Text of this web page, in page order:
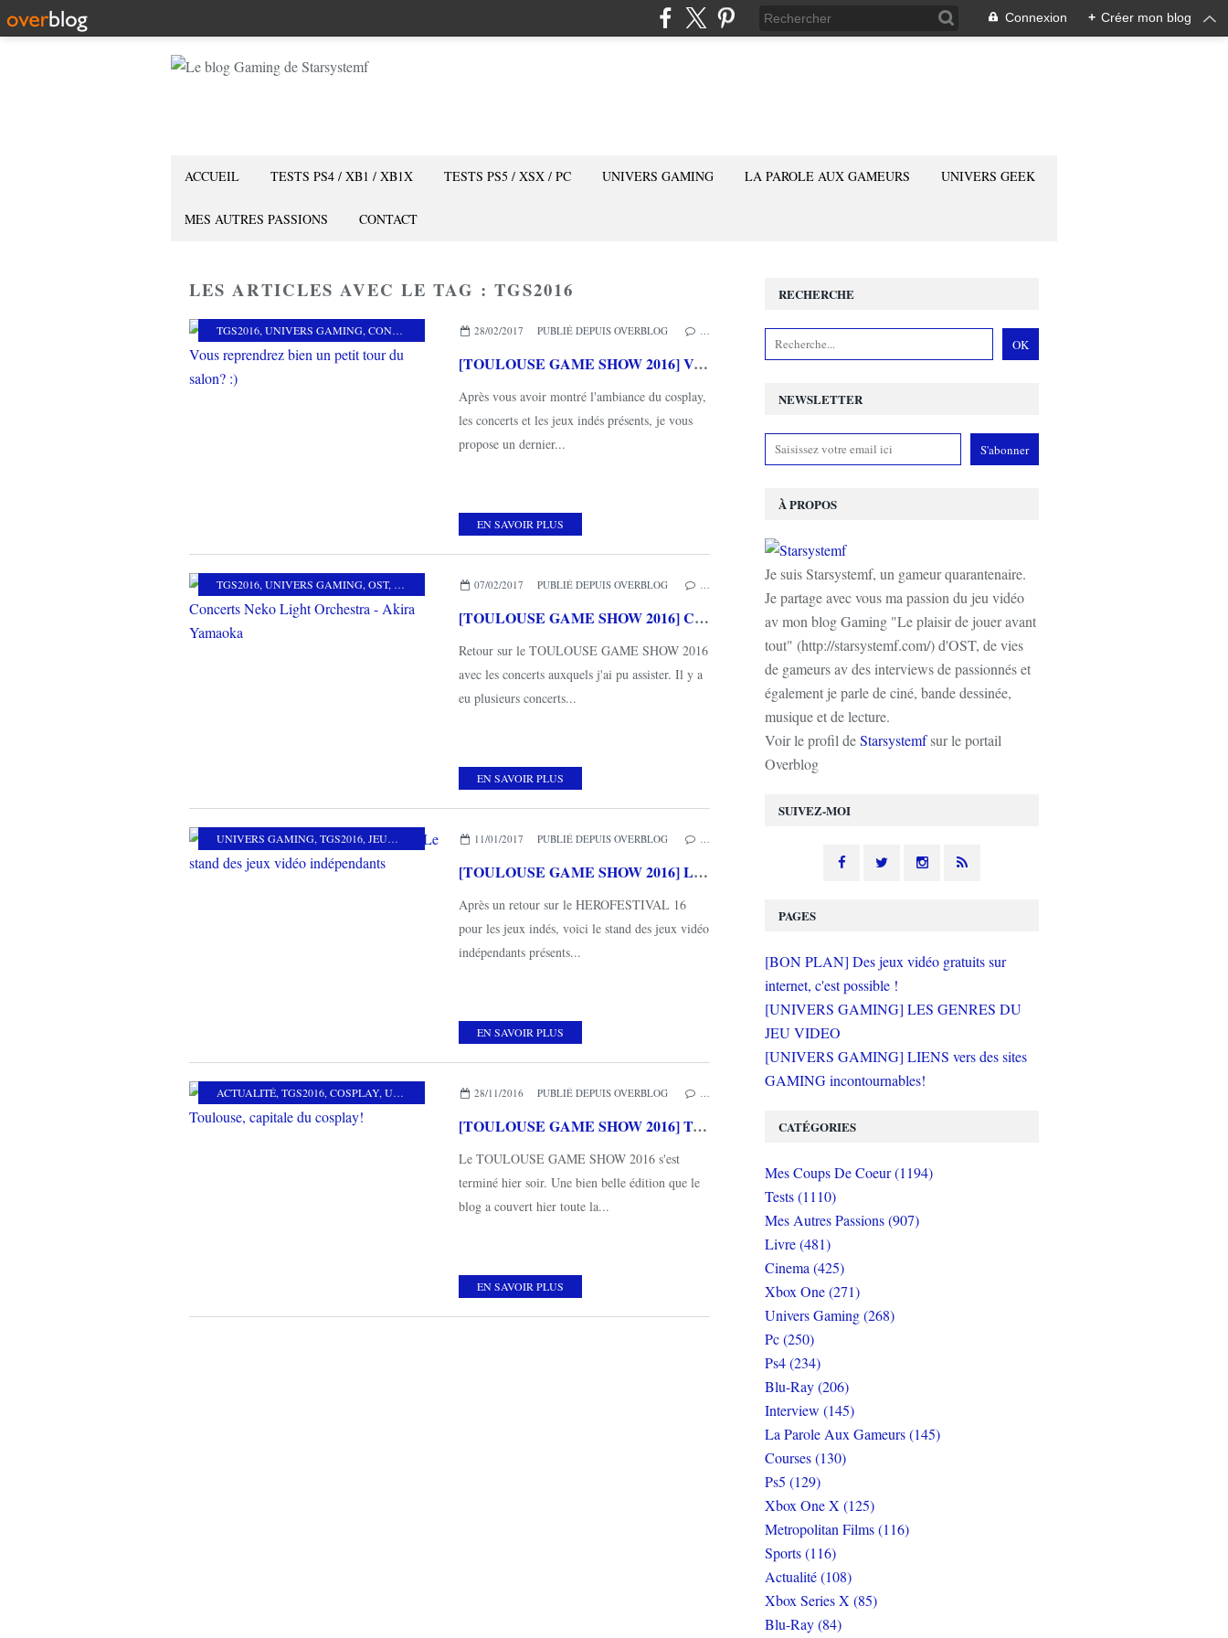
Connexion + Créer mon blog
ACCUEIL TESTS PS4 / XB1 / XB1X TESTS PS5 / XSX / PC UNIVERS GAMING LA PAROLE AUX GAMEURS UNIVERS GEEK
MES AUTRES PASSIONS CONTACT
LES ARTICLES AVEC LE TAG : TGS2016
TGS2016, UNIVERS GAMING, CONVENTION GEEK28/02/2017 PUBLIÉ DEPUIS OVERBLOG
[TOULOUSE GAME SHOW 2016] Vous reprendrez bien un petit tour du salon? :)
Après vous avoir montré l'ambiance du cosplay,
les concerts et les jeux indés présents, je vous
propose un dernier...
EN SAVOIR PLUS
TGS2016, UNIVERS GAMING, OST, MUSIQUE CONCERT
07/02/2017 PUBLIÉ DEPUIS OVERBLOG
[TOULOUSE GAME SHOW 2016] Concerts Neko Light Orchestra - Akira Yamaoka
Retour sur le TOULOUSE GAME SHOW 2016
avec les concerts auxquels j'ai pu assister. Il y a
eu plusieurs concerts...
EN SAVOIR PLUS
UNIVERS GAMING, TGS2016, JEUX VIDÉO INDÉPENDANTS 11/01/2017 PUBLIÉ DEPUIS OVERBLOG
[TOULOUSE GAME SHOW 2016] Le stand des jeux vidéo indépendants
Après un retour sur le HEROFESTIVAL 16
pour les jeux indés, voici le stand des jeux vidéo
indépendants présents...
EN SAVOIR PLUS
ACTUALITÉ, TGS2016, COSPLAY, UNIVERS GAMING ,CONVENTION
28/11/2016 PUBLIÉ DEPUIS OVERBLOG
[TOULOUSE GAME SHOW 2016] Toulouse, capitale du cosplay!
Le TOULOUSE GAME SHOW 2016 s'est
terminé hier soir. Une bien belle édition que le
blog a couvert hier toute la...
EN SAVOIR PLUS
NEWSLETTER
SUIVEZ-MOI
RECHERCHE
À PROPOS
Je suis Starsystemf, un gameur quarantenaire.
Je partage avec vous ma passion du jeu vidéo
av mon blog Gaming "Le plaisir de jouer avant
tout" (http://starsystemf.com/) d'OST, de vies
de gameurs av des interviews de passionnés et
également je parle de ciné, bande dessinée,
musique et de lecture.
Voir le profil deStarsystemfsur le portail
Overblog
PAGES
[BON PLAN] Des jeux vidéo gratuits sur
internet, c'est possible !
[UNIVERS GAMING] LES GENRES DU
JEU VIDEO
[UNIVERS GAMING] LIENS vers des sites
GAMING incontournables!
CATÉGORIES
Mes Coups De Coeur (1194)
Tests (1110)
Mes Autres Passions (907)
Livre (481)
Cinema (425)
Xbox One (271)
Univers Gaming (268)
Pc (250)
Ps4 (234)
Blu-Ray (206)
Interview (145)
La Parole Aux Gameurs (145)
Courses (130)
Ps5 (129)
Xbox One X (125)
Metropolitan Films (116)
Sports (116)
Actualité (108)
Xbox Series X (85)
Blu-Ray (84)